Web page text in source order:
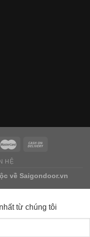
HỆ
về Saigondoor.vn
từ chúng tôi